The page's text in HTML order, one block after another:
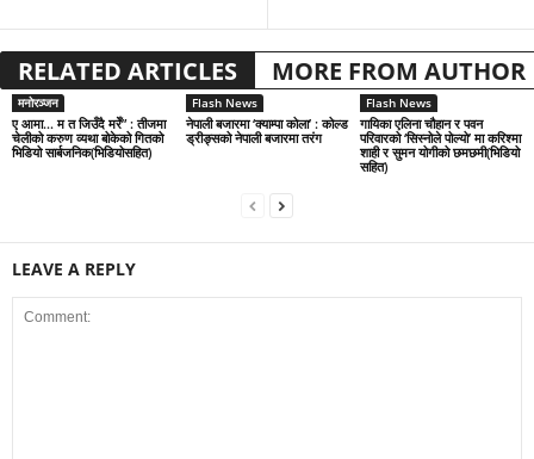
RELATED ARTICLES MORE FROM AUTHOR
मनोरञ्जन
ए आमा… म त जिउँदै मरेँ” : तीजमा
चेलीको करुण व्यथा बोकेको गितको
भिडियो सार्बजनिक(भिडियोसहित)
Flash News
नेपाली बजारमा ‘क्याम्पा कोला’ : कोल्ड
ड्रीङ्सको नेपाली बजारमा तरंग
Flash News
गायिका एलिना चौहान र पवन
परिवारको ‘सिस्नोले पोल्यो’ मा करिश्मा
शाही र सुमन योगीको छमछमी(भिडियो
सहित)
LEAVE A REPLY